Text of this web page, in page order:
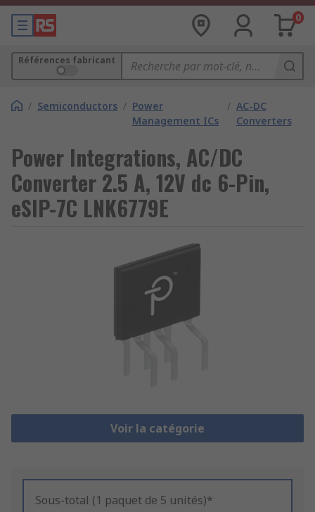
0
Références fabricant
/ Semiconductors / Power
Management ICs
/ AC-DC
Converters
Power Integrations, AC/DC
Converter 2.5 A, 12V dc 6-Pin,
eSIP-7C LNK6779E
Voir la catégorie
Sous-total (1 paquet de 5 unités)*